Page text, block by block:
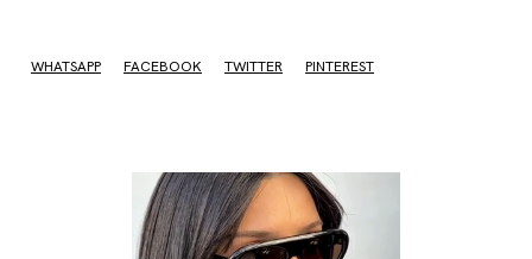
WHATSAPP FACEBOOK TWITTER PINTEREST